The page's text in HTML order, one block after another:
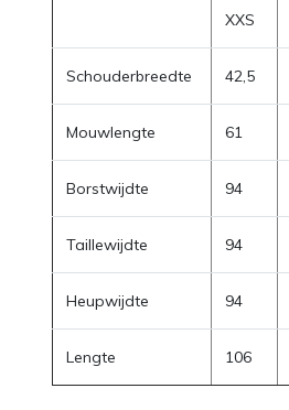
XXS
Schouderbreedte 42,5
Mouwlengte 61
Borstwijdte 94
Taillewijdte 94
Heupwijdte 94
Lengte 106